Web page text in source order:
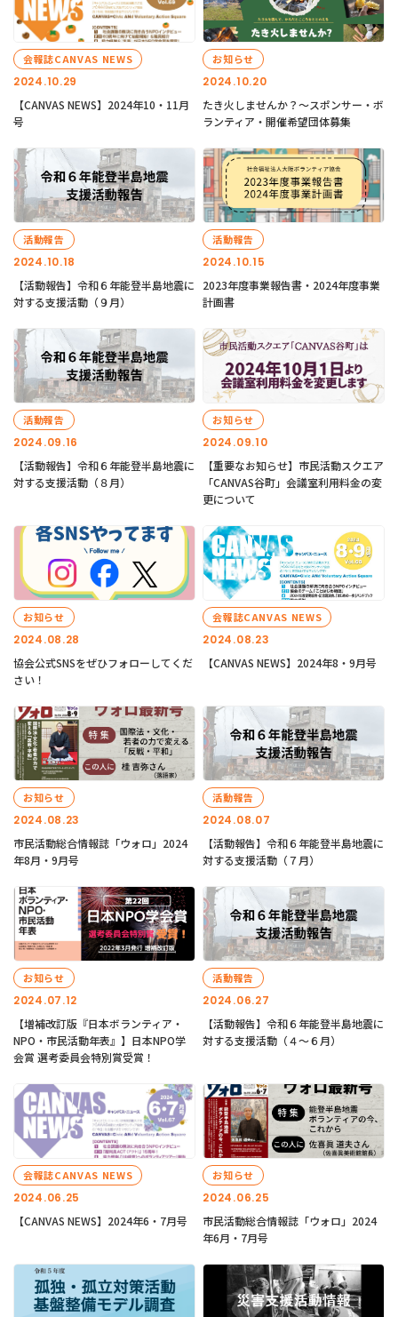
2024.10.29
会報誌CANVAS NEWS
【CANVAS NEWS】2024年10・11月
号
2024.10.20
お知らせ
たき火しませんか？～スポンサー・ボ
ランティア・開催希望団体募集
2024.10.18
活動報告
【活動報告】令和６年能登半島地震に
対する支援活動（９月）
2024.10.15
活動報告
2023年度事業報告書・2024年度事業
計画書
2024.09.16
活動報告
【活動報告】令和６年能登半島地震に
対する支援活動（８月）
2024.09.10
お知らせ
【重要なお知らせ】市民活動スクエア
「CANVAS谷町」会議室利用料金の変
更について
2024.08.28
お知らせ
協会公式SNSをぜひフォローしてくだ
さい！
2024.08.23
会報誌CANVAS NEWS
【CANVAS NEWS】2024年8・9月号
2024.08.23
お知らせ
市民活動総合情報誌「ウォロ」2024
年8月・9月号
2024.08.07
活動報告
【活動報告】令和６年能登半島地震に
対する支援活動（７月）
2024.07.12
お知らせ
【増補改訂版『日本ボランティア・
NPO・市民活動年表』】日本NPO学
会賞 選考委員会特別賞受賞！
2024.06.27
活動報告
【活動報告】令和６年能登半島地震に
対する支援活動（４〜６月）
2024.06.25
会報誌CANVAS NEWS
【CANVAS NEWS】2024年6・7月号
2024.06.25
お知らせ
市民活動総合情報誌「ウォロ」2024
年6月・7月号